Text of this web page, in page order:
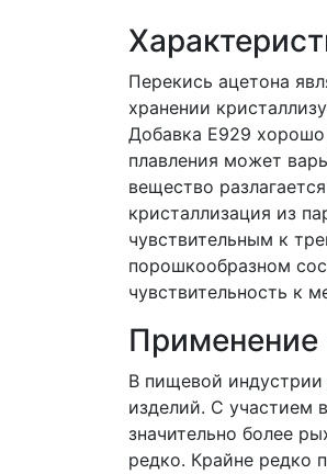
Перекись ацетона
хранении
Добавка Е929 хорошо
плавления может
вещество
кристаллизация из
чувствительным к
порошкообразном
чувствительность к
В пищевой индустрии
изделий. С участием
значительно более
редко. Крайне редко